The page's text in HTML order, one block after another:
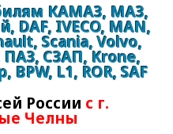
КАМАЗ, МАЗ,
DAF, IVECO, MAN,
Scania, Volvo,
СЗАП, Krone,
L1, ROR, SAF
России с г.
Челны